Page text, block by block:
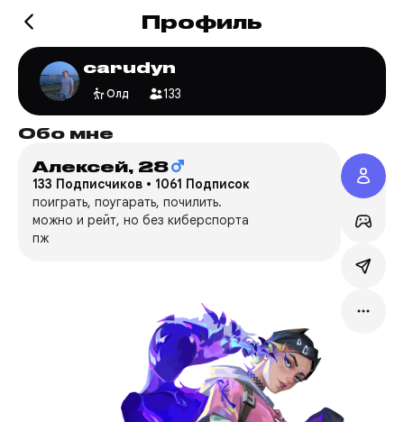
Профиль
carudyn
Олд 133
Обо мне
Алексей, 28
133 Подписчиков • 1061 Подписок
поиграть, поугарать, почилить.
можно и рейт, но без киберспорта
пж
Мейн: